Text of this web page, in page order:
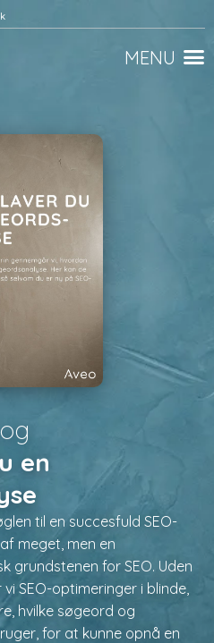
en
til en succesfuld SEO-
meget, men en
grundstenen for SEO. Uden
SEO-optimeringer i blinde,
hvilke søgeord og
for at kunne opnå en